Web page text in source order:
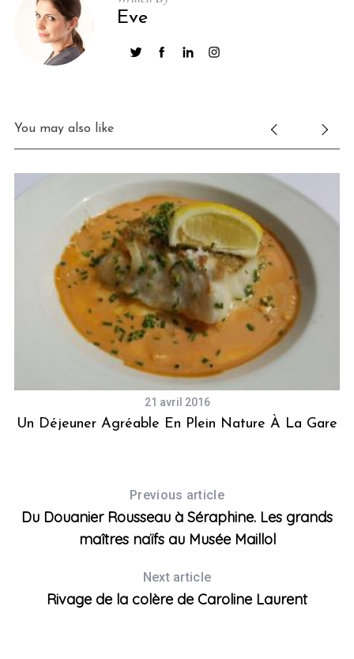
Eve
You may also like
21 avril 2016
Un Déjeuner Agréable En Plein Nature À La Gare
Previous article
Du Douanier Rousseau à Séraphine. Les grands
maîtres naïfs au Musée Maillol
Next article
Rivage de la colère de Caroline Laurent